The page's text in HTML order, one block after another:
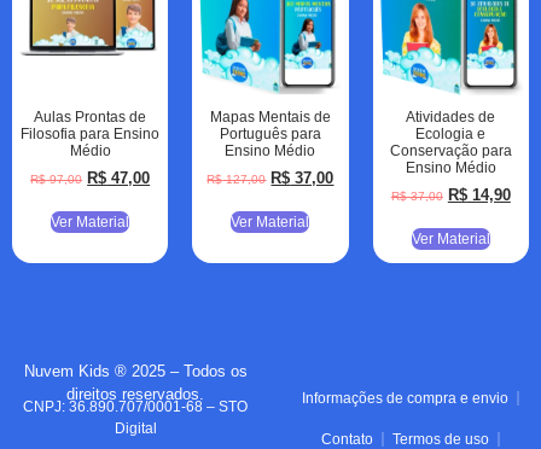
Aulas Prontas de
Filosofia para Ensino
Médio
R$97,00 R$ 47,00
Ver Material
Mapas Mentais de
Português para
Ensino Médio
R$127,00 R$ 37,00
Ver Material
Atividades de
Ecologia e
Conservação para
Ensino Médio
R$37,00 R$14,90
Ver Material
Nuvem Kids ® 2025 – Todos os
direitos reservados.
CNPJ: 36.890.707/0001-68 – STO
Digital
Informações de compra e envio
Contato Termos de uso